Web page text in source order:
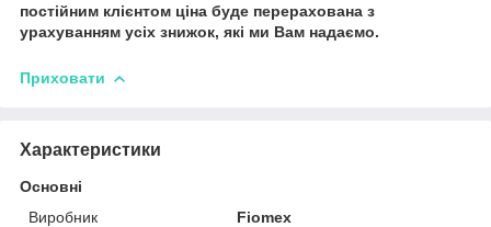
постійним клієнтом ціна буде перерахована з
урахуванням усіх знижок, які ми Вам надаємо.
Приховати
Характеристики
Основні
Виробник
Fiomex